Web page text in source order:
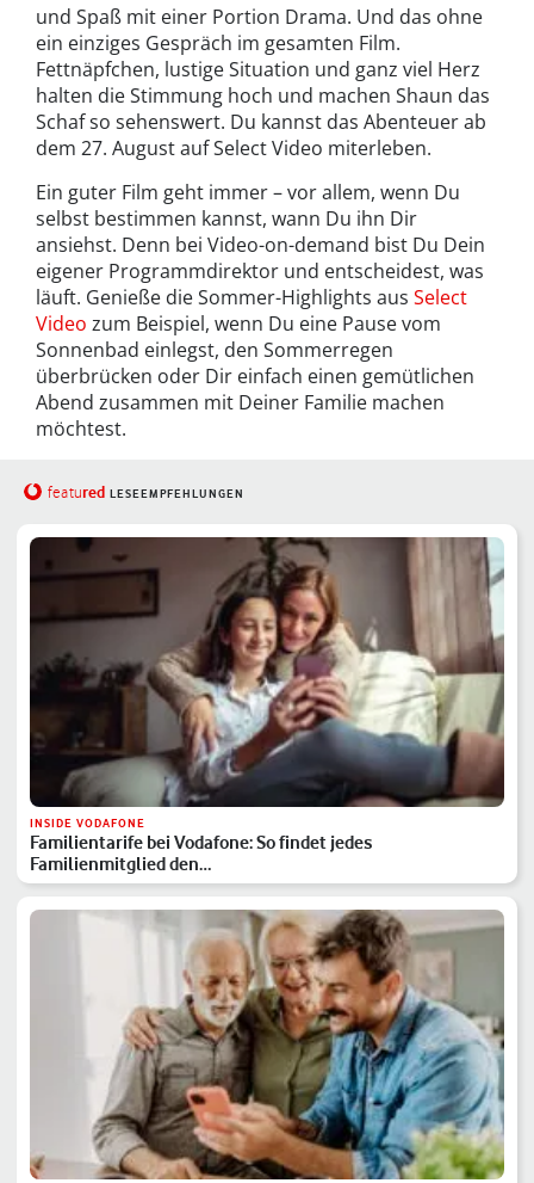
und Spaß mit einer Portion Drama. Und das ohne
ein einziges Gespräch im gesamten Film.
Fettnäpfchen, lustige Situation und ganz viel Herz
halten die Stimmung hoch und machen Shaun das
Schaf so sehenswert. Du kannst das Abenteuer ab
dem 27. August auf Select Video miterleben.
Ein guter Film geht immer – vor allem, wenn Du
selbst bestimmen kannst, wann Du ihn Dir
ansiehst. Denn bei Video-on-demand bist Du Dein
eigener Programmdirektor und entscheidest, was
läuft. Genieße die Sommer-Highlights aus Select
Video zum Beispiel, wenn Du eine Pause vom
Sonnenbad einlegst, den Sommerregen
überbrücken oder Dir einfach einen gemütlichen
Abend zusammen mit Deiner Familie machen
möchtest.
featured LESEEMPFEHLUNGEN
INSIDE VODAFONE
Familientarife bei Vodafone: So findet jedes
Familienmitglied den…